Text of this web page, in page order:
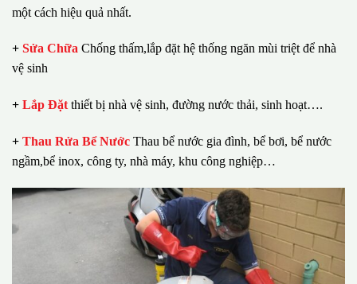
một cách hiệu quả nhất.
+ Sửa Chữa Chống thấm,lắp đặt hệ thống ngăn mùi triệt để nhà
vệ sinh
+ Lắp Đặt thiết bị nhà vệ sinh, đường nước thải, sinh hoạt….
+ Thau Rửa Bể Nước Thau bể nước gia đình, bể bơi, bể nước
ngầm,bể inox, công ty, nhà máy, khu công nghiệp…